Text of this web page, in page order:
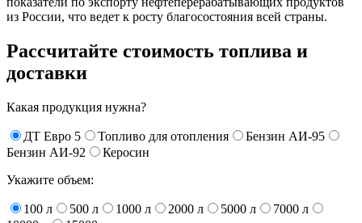
из России, что ведет к росту благосостояния всей страны.
Рассчитайте стоимость топлива и
доставки
Какая продукция нужна?
ДТ Евро 5 Топливо для отопления
Бензин АИ-95
Бензин АИ-92
Керосин
Укажите объем:
100 л 500 л 1000 л 2000 л 5000 л
7000 л